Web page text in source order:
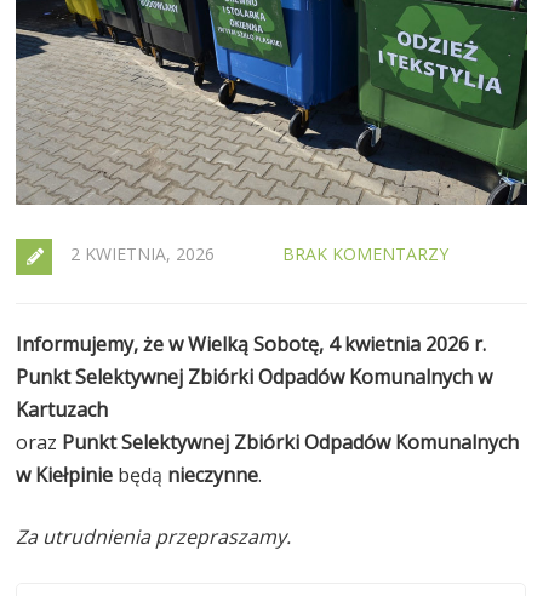
2 KWIETNIA, 2026 BRAK KOMENTARZY
Informujemy, że w Wielką Sobotę, 4 kwietnia 2026 r.
Punkt Selektywnej Zbiórki Odpadów Komunalnych w
Kartuzach
oraz Punkt Selektywnej Zbiórki Odpadów Komunalnych
w Kiełpinie będą nieczynne.
Za utrudnienia przepraszamy.